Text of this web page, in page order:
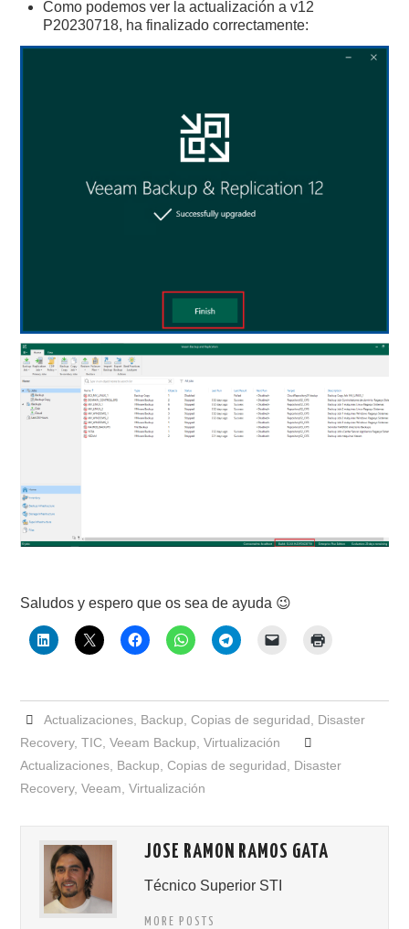
Como podemos ver la actualización a v12
P20230718, ha finalizado correctamente:
Saludos y espero que os sea de ayuda 😉
Actualizaciones, Backup Copias de seguridad
Disaster
Recovery,TIC ,Veeam Backup ,Virtualización
Actualizaciones Backup ,Copias de seguridad
Disaster
Recovery,Veeam ,Virtualización
JOSE RAMON RAMOS GATA
Técnico Superior STI
MORE POSTS